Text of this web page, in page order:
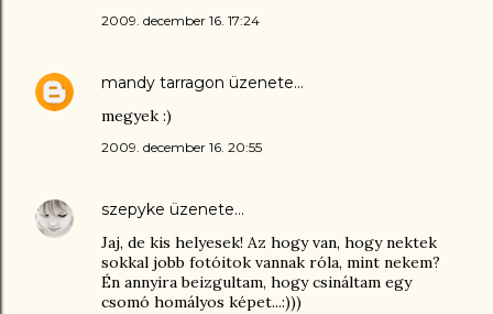
2009. december 16. 17:24
mandy tarragon üzenete…
megyek :)
2009. december 16. 20:55
szepyke üzenete…
Jaj, de kis helyesek! Az hogy van, hogy nektek
sokkal jobb fotóitok vannak róla, mint nekem?
Én annyira beizgultam, hogy csináltam egy
csomó homályos képet...:)))